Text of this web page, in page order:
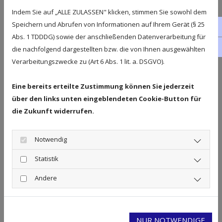
genießbar zu halten, sind entsprechende
Kühlmöbelunabdingbar. Sie haben die Wahl
zwischen verschiedenen Objekten der
Normal-
und Tiefkühlung. Bei der Auswahl der
Anfang an die Mitarbeiter in Delitzsch.
Kühlzellen für die Gastronomie nach
Eine weitere Branche, in der die Kältetechnik
einen hohen Stellenwert besitzt, ist die
Gastronomie. Hier müssenLebensmittel
Indem Sie auf „ALLE ZULASSEN" klicken, stimmen Sie sowohl dem
Speichern und Abrufen von Informationen auf Ihrem Gerät (§ 25
Abs. 1 TDDDG) sowie der anschließenden Datenverarbeitung für
die nachfolgend dargestellten bzw. die von Ihnen ausgewählten
Verarbeitungszwecke zu (Art 6 Abs. 1 lit. a. DSGVO).
Eine bereits erteilte Zustimmung können Sie jederzeit
über den links unten eingeblendeten Cookie-Button für
die Zukunft widerrufen.
Notwendig
Statistik
Andere
NUR NOTWENDIGE